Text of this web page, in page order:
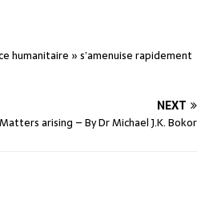
humanitaire » s’amenuise rapidement
NEXT
arising – By Dr Michael J.K. Bokor